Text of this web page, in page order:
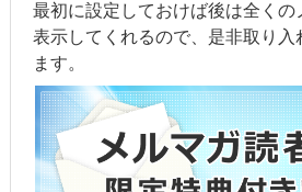
最初に設定しておけば後は全くの
表示してくれるので、是非取り入
ます。